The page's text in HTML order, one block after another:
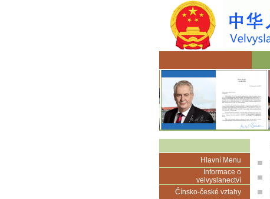
Hlavní Menu
Informace o
velvyslanectví
Čínsko-české vztahy